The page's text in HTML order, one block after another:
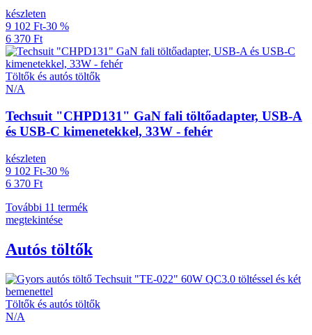
készleten
9 102 Ft-30 %
6 370 Ft
Töltők és autós töltők
N/A
Techsuit "CHPD131" GaN fali töltőadapter, USB-A
és USB-C kimenetekkel, 33W - fehér
készleten
9 102 Ft-30 %
6 370 Ft
További 11 termék
megtekintése
Autós töltők
Töltők és autós töltők
N/A